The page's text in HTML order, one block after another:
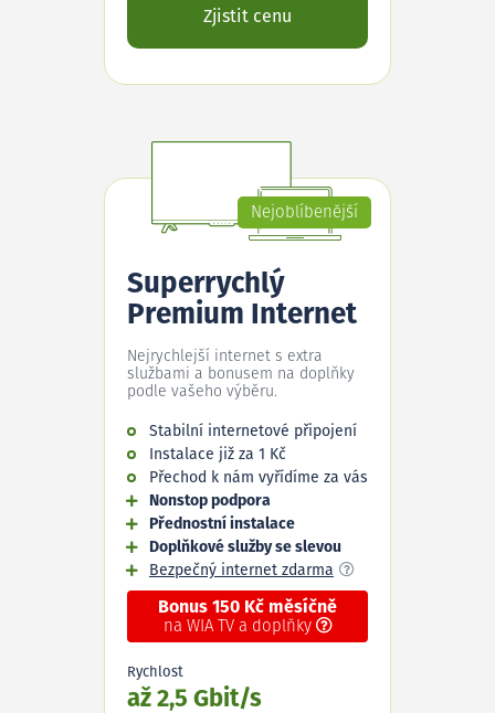
Zjistit cenu
Nejoblíbenější
Superrychlý
Premium Internet
Nejrychlejší internet s extra
službami a bonusem na doplňky
podle vašeho výběru.
Stabilní internetové připojení
Instalace již za 1 Kč
Přechod k nám vyřídíme za vás
Nonstop podpora
Přednostní instalace
Doplňkové služby se slevou
Bezpečný internet zdarma
Bonus 150 Kč měsíčně
na WIA TV a doplňky
Rychlost
až 2,5 Gbit/s